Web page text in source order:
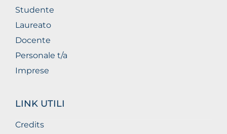
Studente
Laureato
Docente
Personale t/a
Imprese
LINK UTILI
Credits